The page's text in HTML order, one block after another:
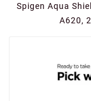
Spigen Aqua
A620,